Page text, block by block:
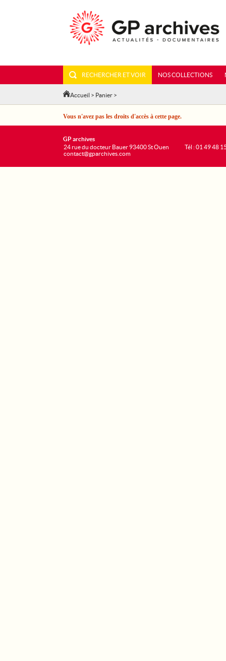
RECHERCHER ET VOIR NOS COLLECTIONS
Accueil > Panier >
Vous n'avez pas les droits d'accès à cette page.
GP archives
24 rue du docteur Bauer 93400 St Ouen
contact@gparchives.com
Tél : 01 49 48